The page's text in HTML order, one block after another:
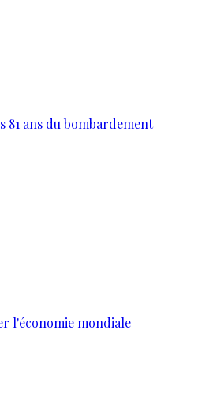
81 ans du bombardement
l'économie mondiale